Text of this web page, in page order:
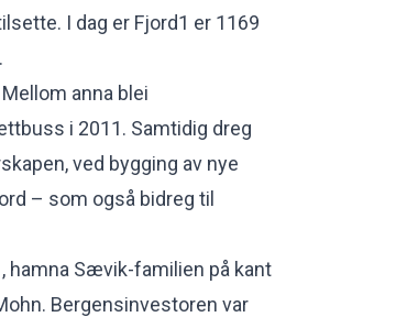
I dag er Fjord1 er 1169
anna blei
i 2011. Samtidig dreg
ved bygging av nye
– som også bidreg til
hamna Sævik-familien på kant
Bergensinvestoren var